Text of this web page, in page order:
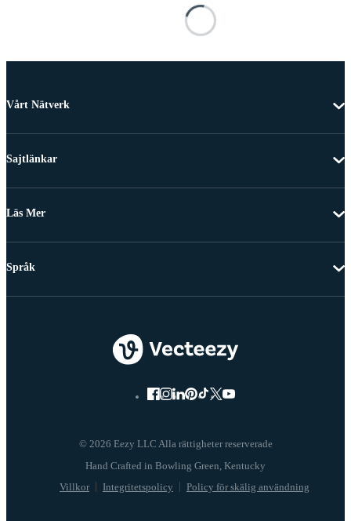
Vårt Nätverk
Sajtlänkar
Läs Mer
© 2026 Eezy LLC Alla rättigheter reserverade
Villkor Integritetspolicy Policy för skälig användning
Språk